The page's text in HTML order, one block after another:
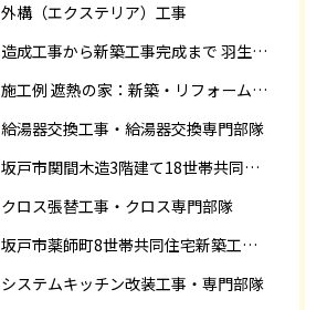
外構（エクステリア）工事
造成工事から新築工事完成まで 羽生市Ｓ様邸新築工事・
施工例 遮熱の家：新築・リフォーム ドローンにて空撮
給湯器交換工事・給湯器交換専門部隊
坂戸市関間木造3階建て18世帯共同住宅の完成迄紹介
クロス張替工事・クロス専門部隊
坂戸市薬師町8世帯共同住宅新築工事完成迄の紹介です
システムキッチン改装工事・専門部隊